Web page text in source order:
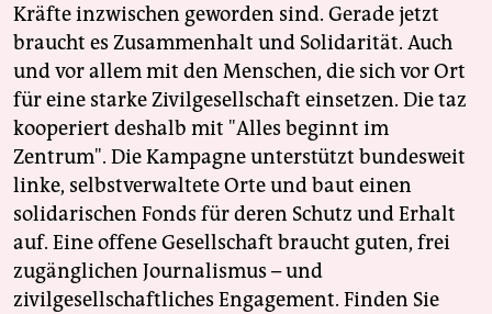
Kräfte inzwischen geworden sind. Gerade jetzt
braucht es Zusammenhalt und Solidarität. Auch
und vor allem mit den Menschen, die sich vor Ort
für eine starke Zivilgesellschaft einsetzen. Die taz
kooperiert deshalb mit "Alles beginnt im
Zentrum". Die Kampagne unterstützt bundesweit
linke, selbstverwaltete Orte und baut einen
solidarischen Fonds für deren Schutz und Erhalt
auf. Eine offene Gesellschaft braucht guten, frei
zugänglichen Journalismus – und
zivilgesellschaftliches Engagement. Finden Sie